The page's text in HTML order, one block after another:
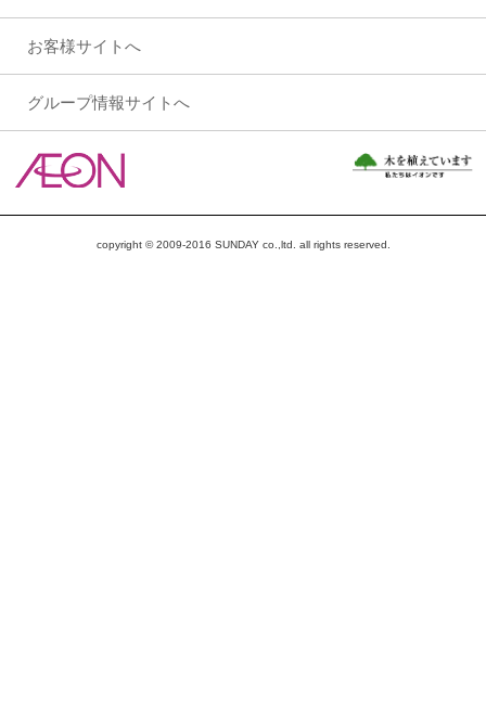
お客様サイトへ
グループ情報サイトへ
copyright © 2009-2016 SUNDAY co.,ltd. all rights reserved.